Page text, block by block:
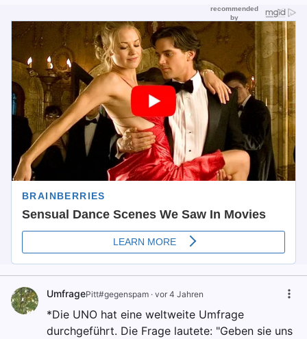
UmfragePitt#gegenspam · vor 4 Jahren
*Die UNO hat eine weltweite Umfrage
durchgeführt. Die Frage lautete: "Geben sie uns